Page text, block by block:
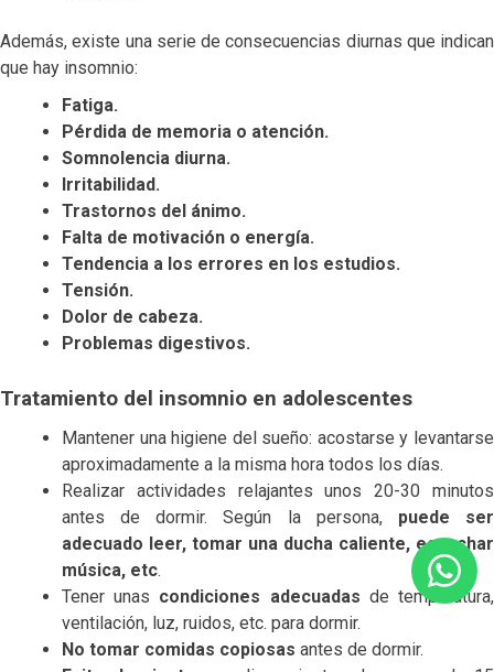
Además, existe una serie de consecuencias diurnas que indican
que hay insomnio:
Fatiga.
Pérdida de memoria o atención.
Somnolencia diurna.
Irritabilidad.
Trastornos del ánimo.
Falta de motivación o energía.
Tendencia a los errores en los estudios.
Tensión.
Dolor de cabeza.
Problemas digestivos.
Tratamiento del insomnio en adolescentes
Mantener una higiene del sueño: acostarse y levantarse
aproximadamente a la misma hora todos los días.
Realizar actividades relajantes unos 20-30 minutos
antes de dormir. Según la persona, puede ser
adecuado leer, tomar una ducha caliente, escuchar
música, etc.
Tener unas condiciones adecuadas de temperatura,
ventilación, luz, ruidos, etc. para dormir.
No tomar comidas copiosas antes de dormir.